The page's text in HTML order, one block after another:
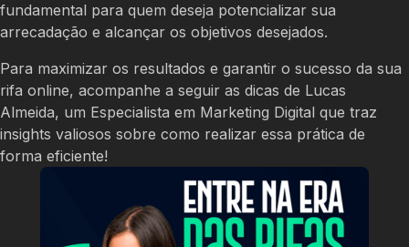
fundamental para quem deseja potencializar sua
arrecadação e alcançar os objetivos desejados.
Para maximizar os resultados e garantir o sucesso da sua
rifa online, acompanhe a seguir as dicas de Lucas
Almeida, um Especialista em Marketing Digital que traz
insights valiosos sobre como realizar essa prática de
forma eficiente!